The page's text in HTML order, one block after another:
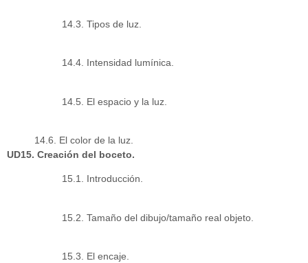
14.3. Tipos de luz.
14.4. Intensidad lumínica.
14.5. El espacio y la luz.
14.6. El color de la luz.
UD15. Creación del boceto.
15.1. Introducción.
15.2. Tamaño del dibujo/tamaño real objeto.
15.3. El encaje.